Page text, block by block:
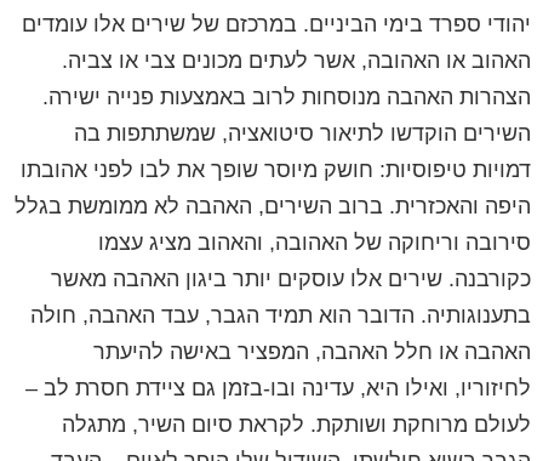
יהודי ספרד בימי הביניים. במרכזם של שירים אלו עומדים
האהוב או האהובה, אשר לעתים מכונים צבי או צביה.
הצהרות האהבה מנוסחות לרוב באמצעות פנייה ישירה.
השירים הוקדשו לתיאור סיטואציה, שמשתתפות בה
דמויות טיפוסיות: חושק מיוסר שופך את לבו לפני אהובתו
היפה והאכזרית. ברוב השירים, האהבה לא ממומשת בגלל
סירובה וריחוקה של האהובה, והאהוב מציג עצמו
כקורבנה. שירים אלו עוסקים יותר ביגון האהבה מאשר
בתענוגותיה. הדובר הוא תמיד הגבר, עבד האהבה, חולה
האהבה או חלל האהבה, המפציר באישה להיעתר
לחיזוריו, ואילו היא, עדינה ובו-בזמן גם ציידת חסרת לב –
לעולם מרוחקת ושותקת. לקראת סיום השיר, מתגלה